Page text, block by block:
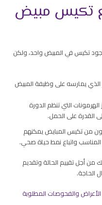
تكيس مبيض
تكيس في المبيض واحد، ولكن
الذي يمارسه على وظيفة المبيض
التي تنظم الدورة
القدرة على الحمل.
من تكيس المبايض يمكنهم
واتباع نمط حياة صحي.
من أجل تقييم الحالة وتقديم
الحاجة.
والفحوصات المطلوبة